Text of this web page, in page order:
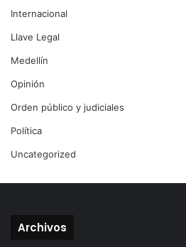
Internacional
Llave Legal
Medellín
Opinión
Orden público y judiciales
Política
Uncategorized
Archivos